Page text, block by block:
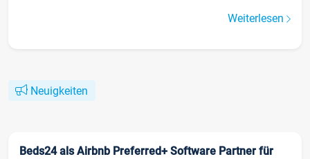
Weiterlesen
Neuigkeiten
Beds24 als Airbnb Preferred+ Software Partner für